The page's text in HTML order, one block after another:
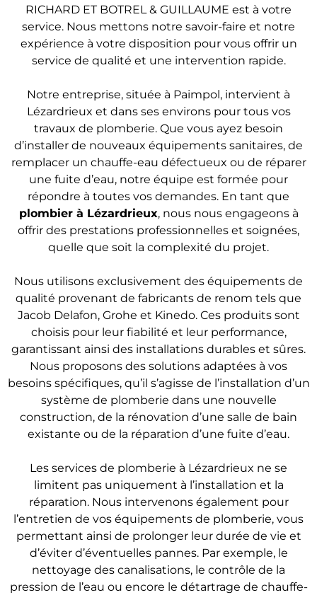
RICHARD ET BOTREL & GUILLAUME est à votre
service. Nous mettons notre savoir-faire et notre
expérience à votre disposition pour vous offrir un
service de qualité et une intervention rapide.
Notre entreprise, située à Paimpol, intervient à
Lézardrieux et dans ses environs pour tous vos
travaux de plomberie. Que vous ayez besoin
d’installer de nouveaux équipements sanitaires, de
remplacer un chauffe-eau défectueux ou de réparer
une fuite d’eau, notre équipe est formée pour
répondre à toutes vos demandes. En tant que
plombierà Lézardrieux, nous nous engageons à
offrir des prestations professionnelles et soignées,
quelle que soit la complexité du projet.
Nous utilisons exclusivement des équipements de
qualité provenant de fabricants de renom tels que
Jacob Delafon, Grohe et Kinedo. Ces produits sont
choisis pour leur fiabilité et leur performance,
garantissant ainsi des installations durables et sûres.
Nous proposons des solutions adaptées à vos
besoins spécifiques, qu’il s’agisse de l’installation d’un
système de plomberie dans une nouvelle
construction, de la rénovation d’une salle de bain
existante ou de la réparation d’une fuite d’eau.
Les services de plomberie à Lézardrieux ne se
limitent pas uniquement à l’installation et la
réparation. Nous intervenons également pour
l’entretien de vos équipements de plomberie, vous
permettant ainsi de prolonger leur durée de vie et
d’éviter d’éventuelles pannes. Par exemple, le
nettoyage des canalisations, le contrôle de la
pression de l’eau ou encore le détartrage de chauffe-